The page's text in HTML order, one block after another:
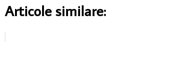
Articole similare: